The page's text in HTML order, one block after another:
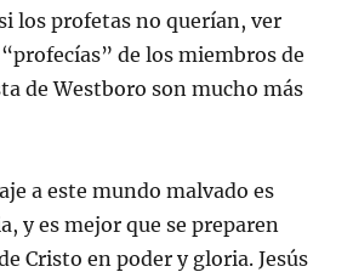
los profetas no querían, ver
de los miembros de
de Westboro son mucho más
a este mundo malvado es
y es mejor que se preparen
Cristo en poder y gloria. Jesús